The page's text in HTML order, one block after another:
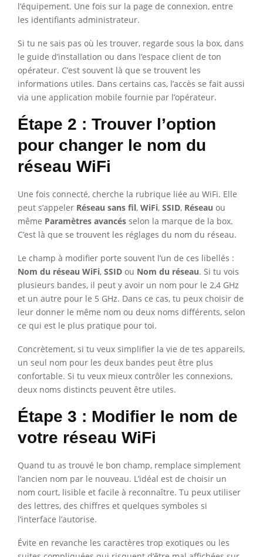
l’équipement. Une fois sur la page de connexion, entre
les identifiants administrateur.
Si tu ne sais pas où les trouver, regarde sous la box, dans
le guide d’installation ou dans l’espace client de ton
opérateur. C’est souvent là que se trouvent les
informations utiles. Dans certains cas, l’accès se fait aussi
via une application mobile fournie par l’opérateur.
Étape 2 : Trouver l’option
pour changer le nom du
réseau WiFi
Une fois connecté, cherche la rubrique liée au WiFi. Elle
peut s’appeler Réseau sans fil, WiFi, SSID, Réseau ou
même Paramètres avancés selon la marque de la box.
C’est là que se trouvent les réglages du nom du réseau.
Le champ à modifier porte souvent l’un de ces libellés :
Nom du réseau WiFi, SSID ou Nom du réseau. Si tu vois
plusieurs bandes, il peut y avoir un nom pour le 2,4 GHz
et un autre pour le 5 GHz. Dans ce cas, tu peux choisir de
leur donner le même nom ou deux noms différents, selon
ce qui est le plus pratique pour toi.
Concrètement, si tu veux simplifier la vie de tes appareils,
un seul nom pour les deux bandes peut être plus
confortable. Si tu veux mieux contrôler les connexions,
deux noms distincts peuvent être utiles.
Étape 3 : Modifier le nom de
votre réseau WiFi
Quand tu as trouvé le bon champ, remplace simplement
l’ancien nom par le nouveau. L’idéal est de choisir un
nom court, lisible et facile à reconnaître. Tu peux utiliser
des lettres, des chiffres et quelques symboles si
l’interface l’autorise.
Évite en revanche les caractères trop exotiques ou les